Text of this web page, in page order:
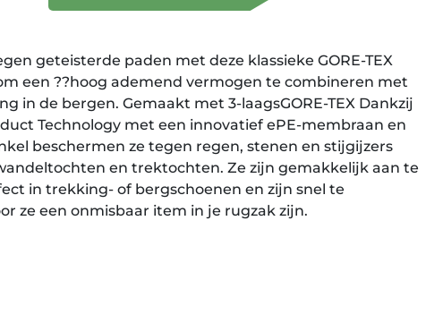
geteisterde paden met deze klassieke GORE-TEX
een ??hoog ademend vermogen te combineren met
in de bergen. Gemaakt met 3-laagsGORE-TEX Dankzij
Technology met een innovatief ePE-membraan en
beschermen ze tegen regen, stenen en stijgijzers
en trektochten. Ze zijn gemakkelijk aan te
in trekking- of bergschoenen en zijn snel te
ze een onmisbaar item in je rugzak zijn.